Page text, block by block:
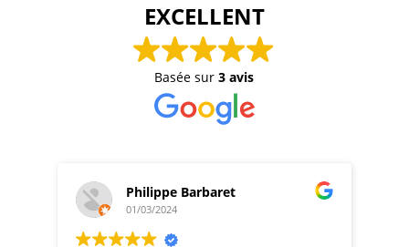
EXCELLENT
Basée sur3 avis
Philippe Barbaret
01/03/2024